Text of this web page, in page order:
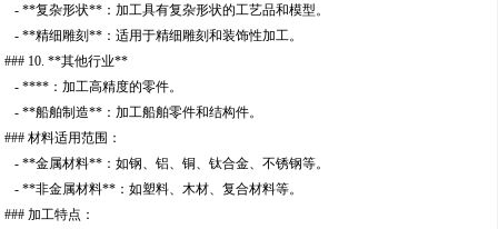
- **复杂形状**：加工具有复杂形状的工艺品和模型。
- **精细雕刻**：适用于精细雕刻和装饰性加工。
### 10. **其他行业**
- ****：加工高精度的零件。
- **船舶制造**：加工船舶零件和结构件。
### 材料适用范围：
- **金属材料**：如钢、铝、铜、钛合金、不锈钢等。
- **非金属材料**：如塑料、木材、复合材料等。
### 加工特点：